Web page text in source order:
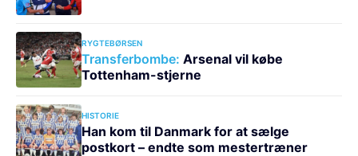
RYGTEBØRSEN
Transferbombe: Arsenal vil købe
Tottenham-stjerne
HISTORIE
Han kom til Danmark for at sælge
postkort – endte som mestertræner